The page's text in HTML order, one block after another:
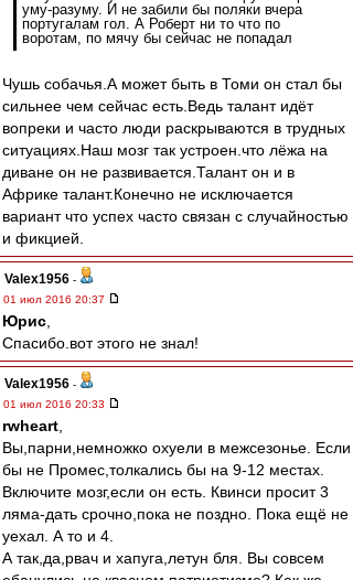
уму-разуму. И не забили бы поляки вчера
португалам гол. А Роберт ни то что по
воротам, по мячу бы сейчас не попадал
Чушь собачья.А может быть в Томи он стал бы
сильнее чем сейчас есть.Ведь талант идёт
вопреки и часто люди раскрываются в трудных
ситуациях.Наш мозг так устроен.что лёжа на
диване он не развивается.Талант он и в
Африке талант.Конечно не исключается
вариант что успех часто связан с случайностью
и фикцией.
Valex1956 -
01 июл 2016 20:37
Юрис
Спасибо.вот этого не знал!
Valex1956 -
01 июл 2016 20:33
rwheart
Вы,парни,немножко охуели в межсезонье. Если
бы не Промес,толкались бы на 9-12 местах.
Включите мозг,если он есть. Квинси просит 3
ляма-дать срочно,пока не поздно. Пока ещё не
уехал. А то и 4.
А так,да,рвач и хапуга,летун бля. Вы совсем